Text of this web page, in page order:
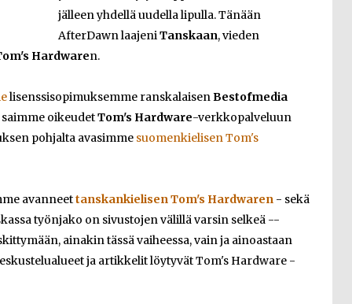
jälleen yhdellä uudella lipulla. Tänään
AfterDawn laajeniTanskaan, vieden
Hardwaren.
lisenssisopimuksemme ranskalaisenBestofmedia
oikeudetTom's Hardware-verkkopalveluun
pohjalta avasimme suomenkielisen Tom's
avanneettanskankielisen Tom's Hardwaren - sekä
työnjako on sivustojen välillä varsin selkeä --
ainakin tässä vaiheessa, vain ja ainoastaan
ja artikkelit löytyvät Tom's Hardware -